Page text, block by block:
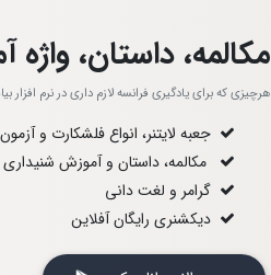
مکالمه، داستان، واژه
هرچیزی که برای یادگیری فرانسه لازم داری در نرم افزار
جعبه لایتنر، انواع فلشکارت و آزمون
مکالمه، داستان و آموزش شنیداری
گرامر و لغت دانی
دیکشنری رایگان آفلاین